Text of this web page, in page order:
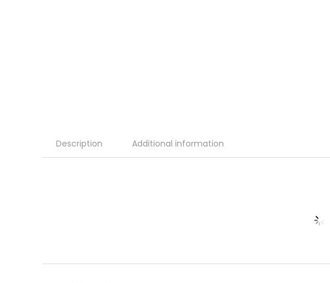
Description Additional information